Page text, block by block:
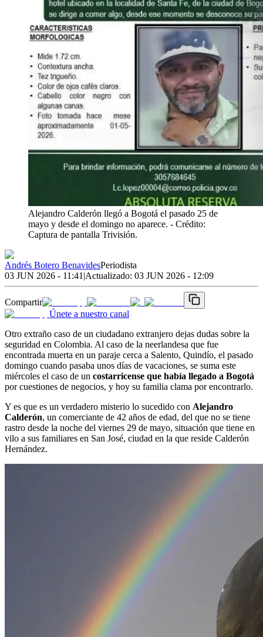
Alejandro Calderón llegó a Bogotá el pasado 25 de
mayo y desde el domingo no aparece. - Crédito:
Captura de pantalla Trivisión.
Andrés Botero BenavidesPeriodista
03 JUN 2026 - 11:41 |Actualizado: 03 JUN 2026 - 12:09
Compartir
Únete a nuestro canal
Otro extraño caso de un ciudadano extranjero dejas dudas sobre la
seguridad en Colombia. Al caso de la neerlandesa que fue
encontrada muerta en un paraje cerca a Salento, Quindío, el pasado
domingo cuando pasaba unos días de vacaciones, se suma este
miércoles el caso de un costarricense que había llegado a Bogotá
por cuestiones de negocios, y hoy su familia clama por encontrarlo.
Y es que es un verdadero misterio lo sucedido con Alejandro
Calderón, un comerciante de 42 años de edad, del que no se tiene
rastro desde la noche del viernes 29 de mayo, situación que tiene en
vilo a sus familiares en San José, ciudad en la que reside Calderón
Hernández.